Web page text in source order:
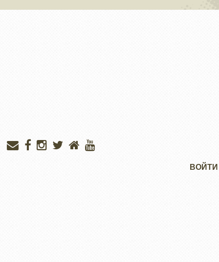
ВОЙТИ